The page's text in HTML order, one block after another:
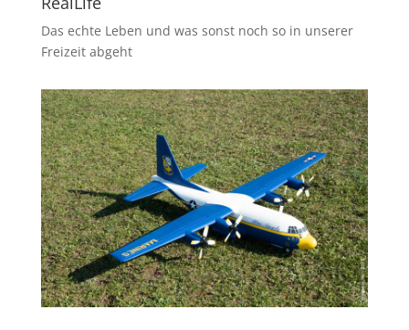
Das echte Leben und was sonst noch so in unserer
Freizeit abgeht